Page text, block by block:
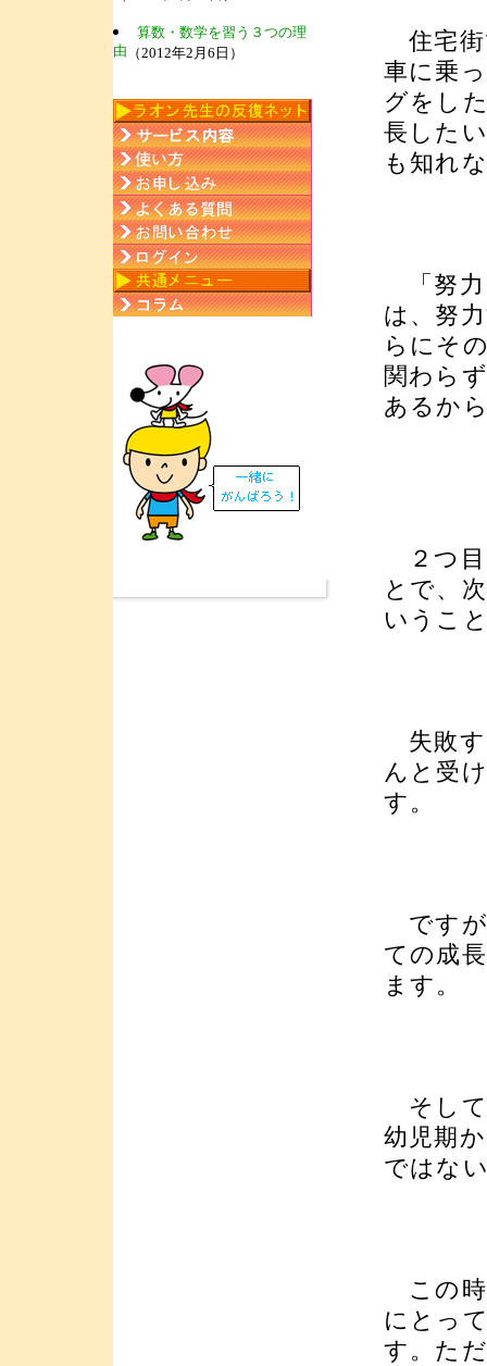
算数・数学を習う３つの理
由 （2012年2月6日）
住宅街
車に乗
グをし
長した
も知れ
「努力
は、努
らにそ
関わら
あるか
２つ目
とで、
いうこ
失敗す
んと受
す。
ですが
ての成
ます。
そして
幼児期
ではな
この時
にとっ
す。た